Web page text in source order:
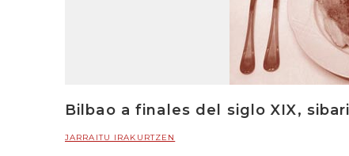
Bilbao a finales del siglo XIX,
JARRAITU IRAKURTZEN